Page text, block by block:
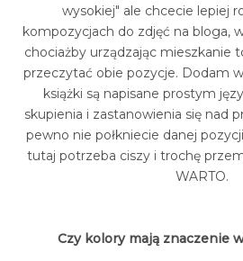
wysokiej" ale chcecie lepiej
kompozycjach do zdjęć na bloga,
chociażby urządzając mieszkanie
przeczytać obie pozycje. Dodam
książki są napisane prostym
skupienia i zastanowienia się nad
pewno nie połkniecie danej
tutaj potrzeba ciszy i trochę
WARTO.
Czy kolory mają znaczenie